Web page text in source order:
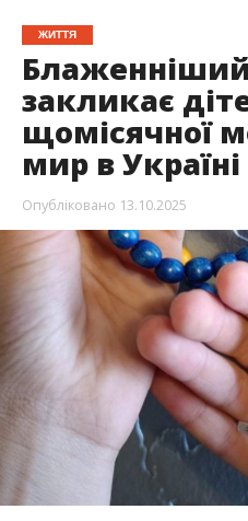
ЖИТТЯ
закликає
щомісячної
мир в Україні
Опубліковано 13.10.2025